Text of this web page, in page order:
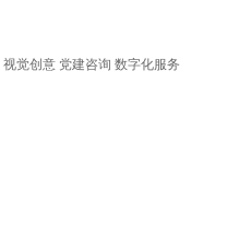
视觉创意 党建咨询 数字化服务